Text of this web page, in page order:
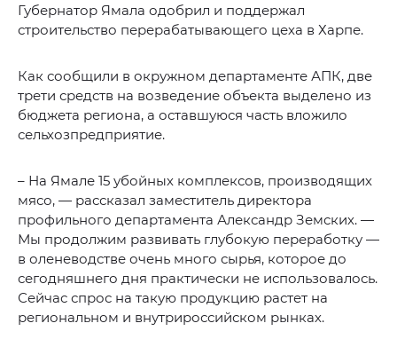
Губернатор Ямала одобрил и поддержал
строительство перерабатывающего цеха в Харпе.
Как сообщили в окружном департаменте АПК, две
трети средств на возведение объекта выделено из
бюджета региона, а оставшуюся часть вложило
сельхозпредприятие.
– На Ямале 15 убойных комплексов, производящих
мясо, — рассказал заместитель директора
профильного департамента Александр Земских. —
Мы продолжим развивать глубокую переработку —
в оленеводстве очень много сырья, которое до
сегодняшнего дня практически не использовалось.
Сейчас спрос на такую продукцию растет на
региональном и внутрироссийском рынках.